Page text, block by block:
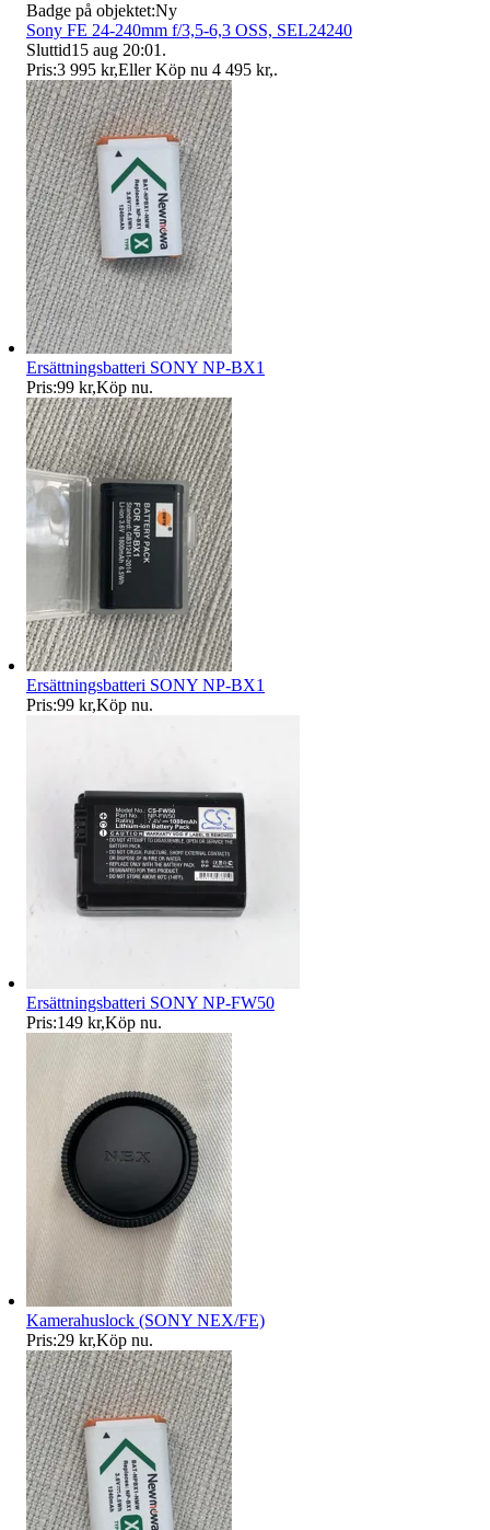
Badge på objektet:Ny
Sony FE 24-240mm f/3,5-6,3 OSS, SEL24240
Sluttid15 aug 20:01 .
Pris:3 995 kr,Eller Köp nu 4 495 kr,.
Ersättningsbatteri SONY NP-BX1
Pris:99 kr,Köp nu.
Ersättningsbatteri SONY NP-BX1
Pris:99 kr,Köp nu.
Ersättningsbatteri SONY NP-FW50
Pris:149 kr,Köp nu.
Kamerahuslock (SONY NEX/FE)
Pris:29 kr,Köp nu.